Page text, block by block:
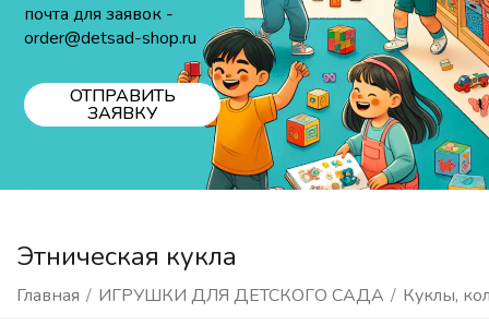
почта для заявок -
order@detsad-shop.ru
ОТПРАВИТЬ
ЗАЯВКУ
Этническая кукла
Главная / ИГРУШКИ ДЛЯ ДЕТСКОГО САДА / Куклы,